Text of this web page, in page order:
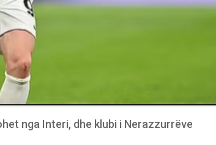
nga Interi, dhe klubi i Nerazzurrëve